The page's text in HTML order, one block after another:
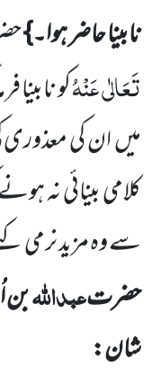
نابینا حاضر ہوا۔}
تَعَالٰی عَنْہُکو نابینا
میںان کی
کلامی بینائی نہ
سے وہ مزید نرمی
حضرتعبداللّٰہبن
شان: